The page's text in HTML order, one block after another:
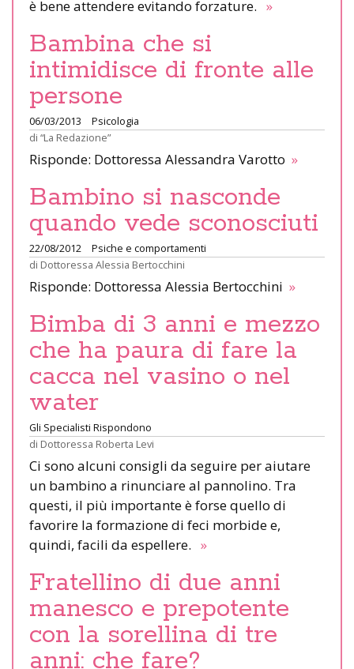
è bene attendere evitando forzature. »
Bambina che si
intimidisce di fronte alle
persone
06/03/2013
Psicologia
di “La Redazione”
Risponde: Dottoressa Alessandra Varotto »
Bambino si nasconde
quando vede sconosciuti
22/08/2012
Psiche e comportamenti
di Dottoressa Alessia Bertocchini
Risponde: Dottoressa Alessia Bertocchini »
Bimba di 3 anni e mezzo
che ha paura di fare la
cacca nel vasino o nel
water
Gli Specialisti Rispondono
di Dottoressa Roberta Levi
Ci sono alcuni consigli da seguire per aiutare
un bambino a rinunciare al pannolino. Tra
questi, il più importante è forse quello di
favorire la formazione di feci morbide e,
quindi, facili da espellere. »
Fratellino di due anni
manesco e prepotente
con la sorellina di tre
anni: che fare?